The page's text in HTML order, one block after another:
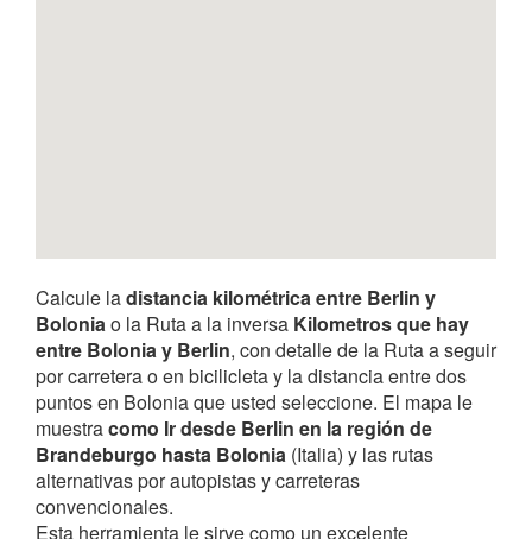
Calcule ladistancia kilométrica entre Berlin y
Boloniao la Ruta a la inversa Kilometros que hay
entre Bolonia y Berlin, con detalle de la Ruta a seguir
por carretera o en bicilicleta y la distancia entre dos
puntos en Bolonia que usted seleccione. El mapa le
muestracomo Ir desde Berlin en la región de
Brandeburgo hasta Bolonia (Italia) y las rutas
alternativas por autopistas y carreteras
convencionales.
Esta herramienta le sirve como un excelente